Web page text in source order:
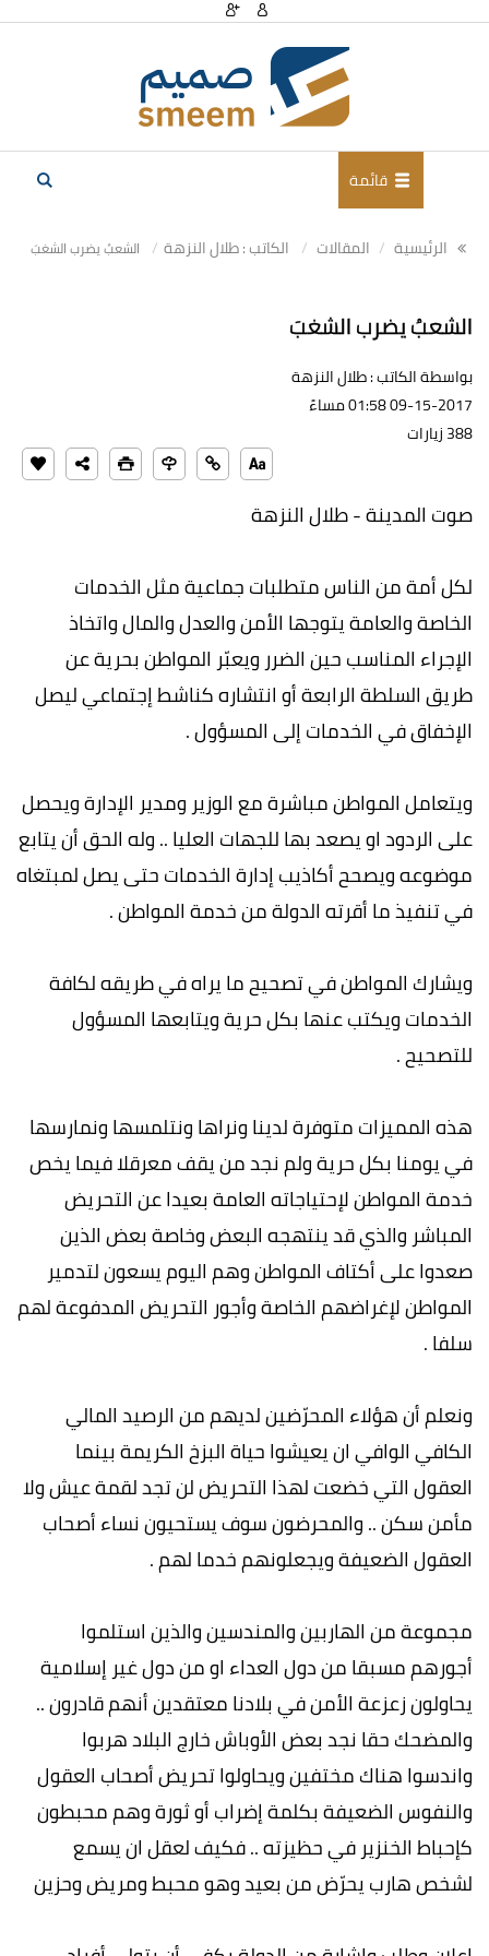
قائمة
الرئيسية المقالات الكاتب : طلال النزهة الشعبُ يضرب الشغبَ
الشعبُ يضرب الشغبَ
بواسطة الكاتب : طلال النزهة
09-15-2017 01:58 مساءً
388 زيارات
صوت المدينة - طلال النزهة
لكل أمة من الناس متطلبات جماعية مثل الخدمات
الخاصة والعامة يتوجها الأمن والعدل والمال واتخاذ
الإجراء المناسب حين الضرر ويعبّر المواطن بحرية عن
طريق السلطة الرابعة أو انتشاره كناشط إجتماعي ليصل
الإخفاق في الخدمات إلى المسؤول .
ويتعامل المواطن مباشرة مع الوزير ومدير الإدارة ويحصل
على الردود او يصعد بها للجهات العليا .. وله الحق أن يتابع
موضوعه ويصحح أكاذيب إدارة الخدمات حتى يصل لمبتغاه
في تنفيذ ما أقرته الدولة من خدمة المواطن .
ويشارك المواطن في تصحيح ما يراه في طريقه لكافة
الخدمات ويكتب عنها بكل حرية ويتابعها المسؤول
للتصحيح .
هذه المميزات متوفرة لدينا ونراها ونتلمسها ونمارسها
في يومنا بكل حرية ولم نجد من يقف معرقلا فيما يخص
خدمة المواطن لإحتياجاته العامة بعيدا عن التحريض
المباشر والذي قد ينتهجه البعض وخاصة بعض الذين
صعدوا على أكتاف المواطن وهم اليوم يسعون لتدمير
المواطن لإغراضهم الخاصة وأجور التحريض المدفوعة لهم
سلفا .
ونعلم أن هؤلاء المحرّضين لديهم من الرصيد المالي
الكافي الوافي ان يعيشوا حياة البزخ الكريمة بينما
العقول التي خضعت لهذا التحريض لن تجد لقمة عيش ولا
مأمن سكن .. والمحرضون سوف يستحيون نساء أصحاب
العقول الضعيفة ويجعلونهم خدما لهم .
مجموعة من الهاربين والمندسين والذين استلموا
أجورهم مسبقا من دول العداء او من دول غير إسلامية
يحاولون زعزعة الأمن في بلادنا معتقدين أنهم قادرون ..
والمضحك حقا نجد بعض الأوباش خارج البلاد هربوا
واندسوا هناك مختفين ويحاولوا تحريض أصحاب العقول
والنفوس الضعيفة بكلمة إضراب أو ثورة وهم محبطون
كإحباط الخنزير في حظيزته .. فكيف لعقل ان يسمع
لشخص هارب يحرّض من بعيد وهو محبط ومريض وحزين